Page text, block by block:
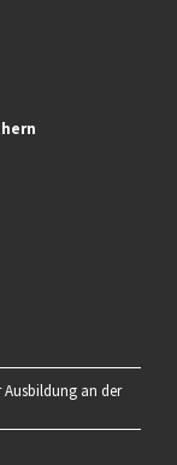
Ausbildung an der